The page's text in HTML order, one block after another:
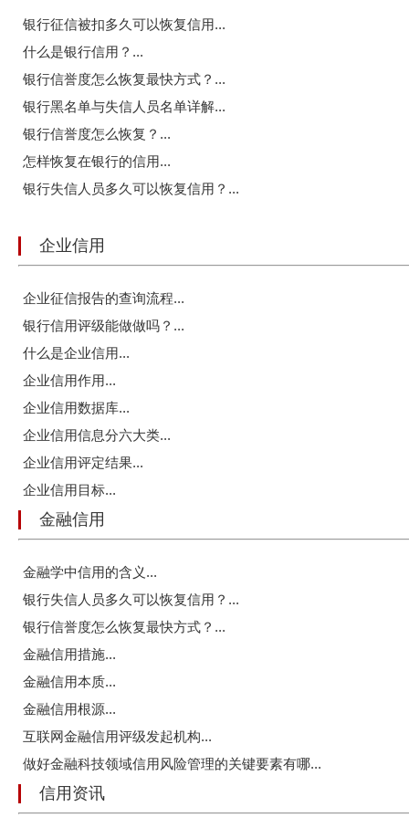
银行征信被扣多久可以恢复信用...
什么是银行信用？...
银行信誉度怎么恢复最快方式？...
银行黑名单与失信人员名单详解...
银行信誉度怎么恢复？...
怎样恢复在银行的信用...
银行失信人员多久可以恢复信用？...
企业信用
企业征信报告的查询流程...
银行信用评级能做做吗？...
什么是企业信用...
企业信用作用...
企业信用数据库...
企业信用信息分六大类...
企业信用评定结果...
企业信用目标...
金融信用
金融学中信用的含义...
银行失信人员多久可以恢复信用？...
银行信誉度怎么恢复最快方式？...
金融信用措施...
金融信用本质...
金融信用根源...
互联网金融信用评级发起机构...
做好金融科技领域信用风险管理的关键要素有哪...
信用资讯